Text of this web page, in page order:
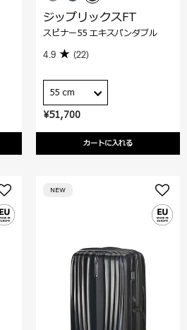
¥51,700
カートに入れる
ジップリックスFT
スピナー55 エキスパンダブル
4.9 (22)
55 cm
NEW